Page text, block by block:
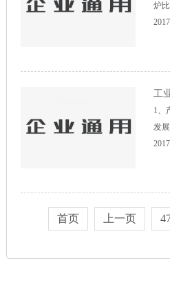
炉
工
1、
发
首页 上一页